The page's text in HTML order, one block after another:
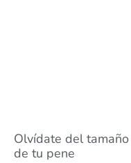
Olvídate del
de tu pene